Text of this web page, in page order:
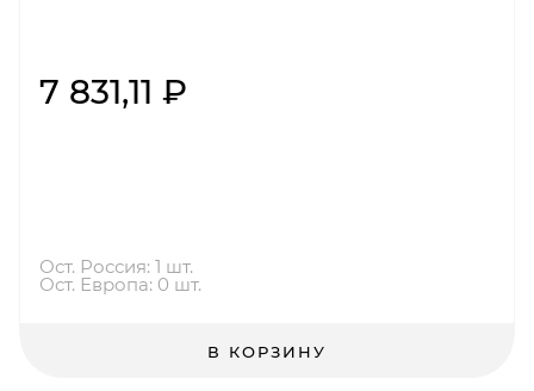
7 831,11 ₽
Ост. Россия: 1 шт.
Ост. Европа: 0 шт.
В КОРЗИНУ